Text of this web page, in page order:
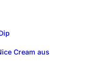
Cream aus